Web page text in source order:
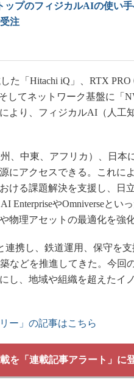
S＆OP
植物工場
グロー
制御セ
新型コ
ップのフィジカルAIの使い
注
「Hitachi iQ」、RTX PRO
してネットワーク基盤に「
より、フィジカルAI（人工
、中東、アフリカ）、日本
にアクセスできる。これに
ける課題解決を支援し、日
EnterpriseやOmniverseとい
物理アセットの最適化を強化
携し、鉄道運用、保守を
どを推進してきた。今回の
し、地域や組織を超えたイ
ー」の記事はこちら
を「連載記事アラート」に